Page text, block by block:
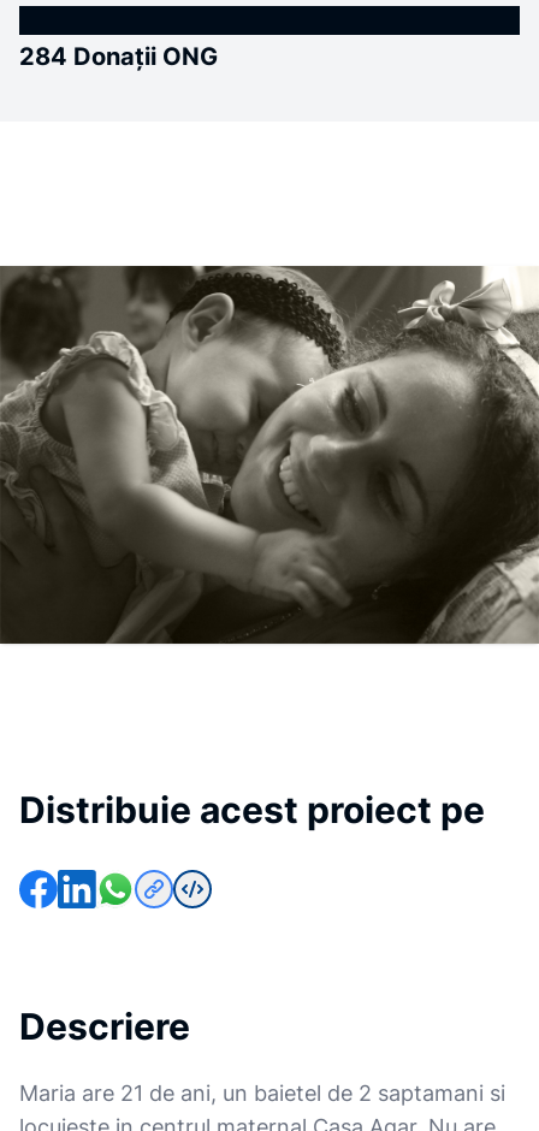
284 Donații ONG
Distribuie acest proiect pe
Descriere
Maria are 21 de ani, un baietel de 2 saptamani si